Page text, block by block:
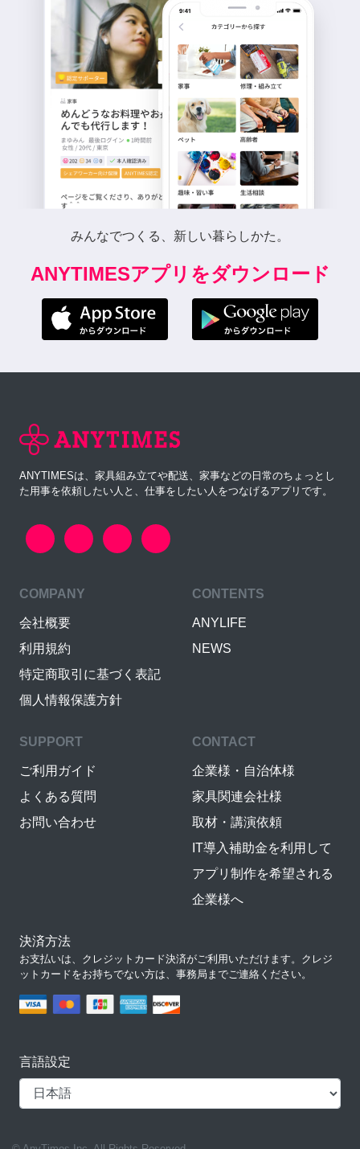
みんなでつくる、新しい暮らしかた。
ANYTIMESアプリをダウンロード
ANYTIMESは、家具組み立てや配送、家事などの日常のちょっとし
た用事を依頼したい人と、仕事をしたい人をつなげるアプリです。
COMPANY
会社概要
利用規約
特定商取引に基づく表記
個人情報保護方針
CONTENTS
ANYLIFE
NEWS
SUPPORT
ご利用ガイド
よくある質問
お問い合わせ
CONTACT
企業様・自治体様
家具関連会社様
取材・講演依頼
IT導入補助金を利用して
アプリ制作を希望される
企業様へ
決済方法
お支払いは、クレジットカード決済がご利用いただけます。クレジ
ットカードをお持ちでない方は、事務局までご連絡ください。
言語設定